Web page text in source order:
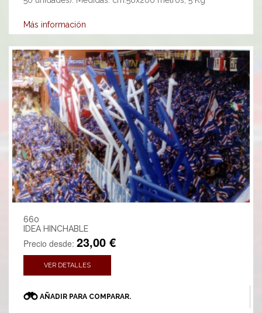
Más información
660
IDEA HINCHABLE
Precio desde: 23,00 €
VER DETALLES
AÑADIR PARA COMPARAR.